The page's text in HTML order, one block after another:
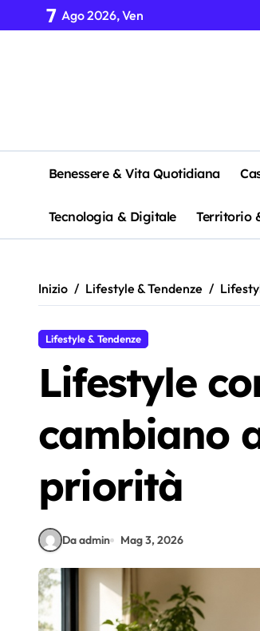
7 Ago 2026, Ven
Benessere & Vita Quotidiana
Tecnologia & Digitale Territorio
Inizio Lifestyle & Tendenze
Lifestyle & Tendenze
Lifestyle
cambiano
priorità
Da admin Mag 3, 2026